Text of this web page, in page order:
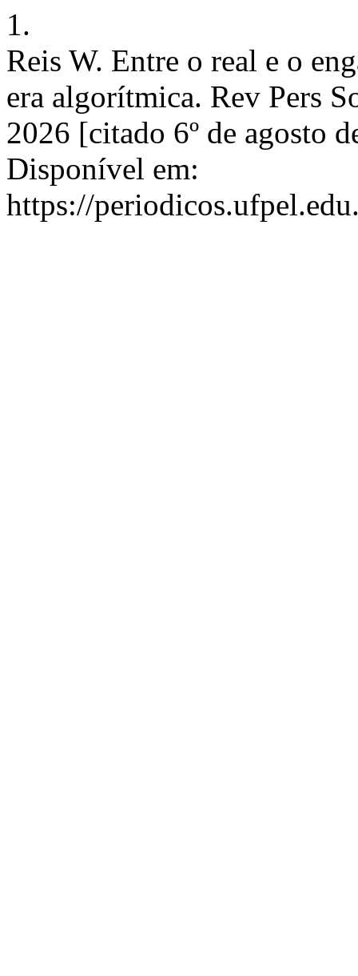
1.
Reis W. Entre o real e o
era algorítmica. Rev Pers
2026 [citado 6º de agosto
Disponível em:
https://